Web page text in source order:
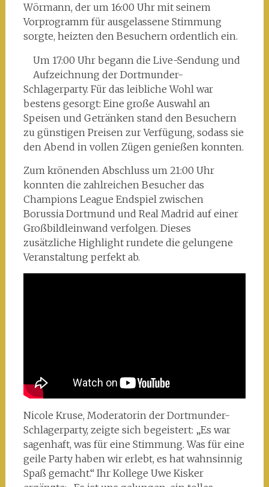
Wörmann, der um 16:00 Uhr mit seinem
Vorprogramm für ausgelassene Stimmung
sorgte, heizten den Besuchern ordentlich ein.
Um 17:00 Uhr begann die Live-Sendung und
Aufzeichnung der Dortmunder-
Schlagerparty. Für das leibliche Wohl war
bestens gesorgt: Eine große Auswahl an
Speisen und Getränken stand den Besuchern
zu günstigen Preisen zur Verfügung, sodass sie
den Abend in vollen Zügen genießen konnten.
Zum krönenden Abschluss um 21:00 Uhr
konnten die zahlreichen Besucher das
Champions League Endspiel zwischen
Borussia Dortmund und Real Madrid auf einer
Großbildleinwand verfolgen. Dieses
zusätzliche Highlight rundete die gelungene
Veranstaltung perfekt ab.
Nicole Kruse, Moderatorin der Dortmunder-
Schlagerparty, zeigte sich begeistert: „Es war
sagenhaft, was für eine Stimmung. Was für eine
geile Party haben wir erlebt, es hat wahnsinnig
Spaß gemacht.“ Ihr Kollege Uwe Kisker